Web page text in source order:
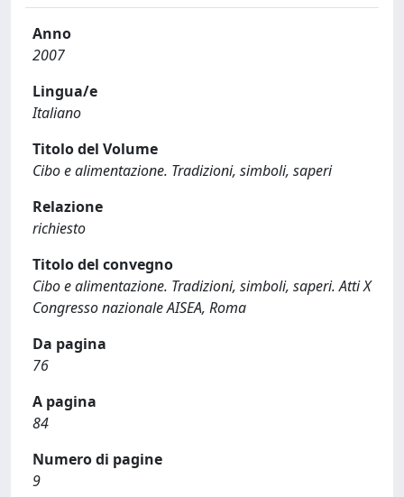
Anno
2007
Lingua/e
Italiano
Titolo del Volume
Cibo e alimentazione. Tradizioni, simboli, saperi
Relazione
richiesto
Titolo del convegno
Cibo e alimentazione. Tradizioni, simboli, saperi. Atti X
Congresso nazionale AISEA, Roma
Da pagina
76
A pagina
84
Numero di pagine
9